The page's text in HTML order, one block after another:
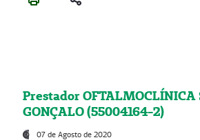
Prestador OFTALMOCLÍNICA
GONÇALO (55004164-2)
07 de Agosto de 2020